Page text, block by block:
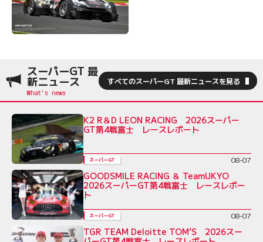
スーパーGT 最
新ニュース すべてのスーパーGT 最新ニュースを見る
K2 R＆D LEON RACING 2026スーパー
GT第4戦富士 レースレポート
スーパーGT 08-07
GOODSMILE RACING ＆ TeamUKYO
2026スーパーGT第4戦富士 レースレポー
ト
スーパーGT 08-07
TGR TEAM Deloitte TOM’S 2026スー